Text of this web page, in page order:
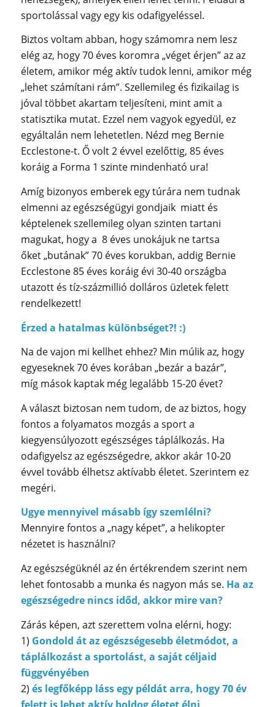
sportolással vagy egy kis odafigyeléssel.
Biztos voltam abban, hogy számomra nem lesz
elég az, hogy 70 éves koromra „véget érjen” az az
életem, amikor még aktív tudok lenni, amikor még
„lehet számítani rám”. Szellemileg és fizikailag is
jóval többet akartam teljesíteni, mint amit a
statisztika mutat. Ezzel nem vagyok egyedül, ez
egyáltalán nem lehetetlen. Nézd meg Bernie
Ecclestone-t. Ő volt 2 évvel ezelőttig, 85 éves
koráig a Forma 1 szinte mindenható ura!
Amíg bizonyos emberek egy túrára nem tudnak
elmenni az egészségügyi gondjaik miatt és
képtelenek szellemileg olyan szinten tartani
magukat, hogy a 8 éves unokájuk ne tartsa
őket „butának” 70 éves korukban, addig Bernie
Ecclestone 85 éves koráig évi 30-40 országba
utazott és tíz-százmillió dolláros üzletek felett
rendelkezett!
Érzed a hatalmas különbséget?! :)
Na de vajon mi kellhet ehhez? Min múlik az, hogy
egyeseknek 70 éves korában „bezár a bazár”,
míg mások kaptak még legalább 15-20 évet?
A választ biztosan nem tudom, de az biztos, hogy
fontos a folyamatos mozgás a sport a
kiegyensúlyozott egészséges táplálkozás. Ha
odafigyelsz az egészségedre, akkor akár 10-20
évvel tovább élhetsz aktívabb életet. Szerintem ez
megéri.
Ugye mennyivel másabb így szemlélni?
Mennyire fontos a „nagy képet”, a helikopter
nézetet is használni?
Az egészségüknél az én értékrendem szerint nem
lehet fontosabb a munka és nagyon más se. Ha az
egészségedre nincs időd, akkor mire van?
Zárás képen, azt szerettem volna elérni, hogy:
1) Gondold át az egészségesebb életmódot, a
táplálkozást a sportolást, a saját céljaid
függvényében
2) és legfőképp láss egy példát arra, hogy 70 év